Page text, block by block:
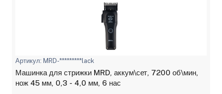
Артикул: MRD-*********lack
Машинка для стрижки MRD, аккум\сет, 7200 об\мин,
нож 45 мм, 0,3 - 4,0 мм, 6 нас